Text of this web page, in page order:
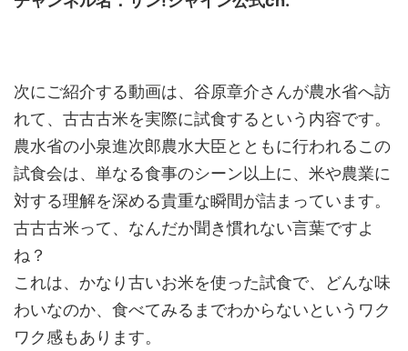
次にご紹介する動画は、谷原章介さんが農水省へ訪
れて、古古古米を実際に試食するという内容です。
農水省の小泉進次郎農水大臣とともに行われるこの
試食会は、単なる食事のシーン以上に、米や農業に
対する理解を深める貴重な瞬間が詰まっています。
古古古米って、なんだか聞き慣れない言葉ですよ
ね？
これは、かなり古いお米を使った試食で、どんな味
わいなのか、食べてみるまでわからないというワク
ワク感もあります。